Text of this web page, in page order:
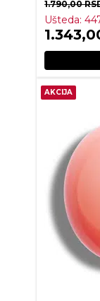
1.790,00
Ušteda:
AKCIJA